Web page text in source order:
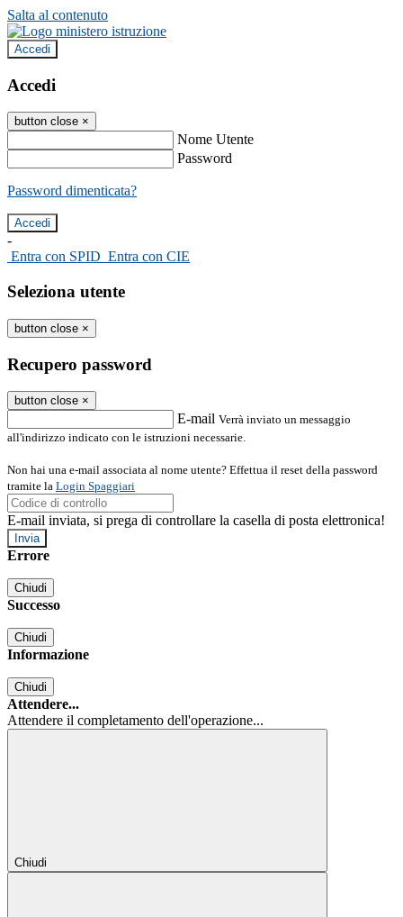
Salta al contenuto
Accedi
Accedi
button close ×
Nome Utente
Password
Password dimenticata?
-
Entra con SPID Entra con CIE
Seleziona utente
button close ×
Recupero password
button close ×
E-mail Verrà inviato un messaggio
all'indirizzo indicato con le istruzioni necessarie.
Non hai una e-mail associata al nome utente? Effettua il reset della password
tramite la Login Spaggiari
E-mail inviata, si prega di controllare la casella di posta elettronica!
Errore
Chiudi
Successo
Chiudi
Informazione
Chiudi
Attendere...
Attendere il completamento dell'operazione...
Chiudi